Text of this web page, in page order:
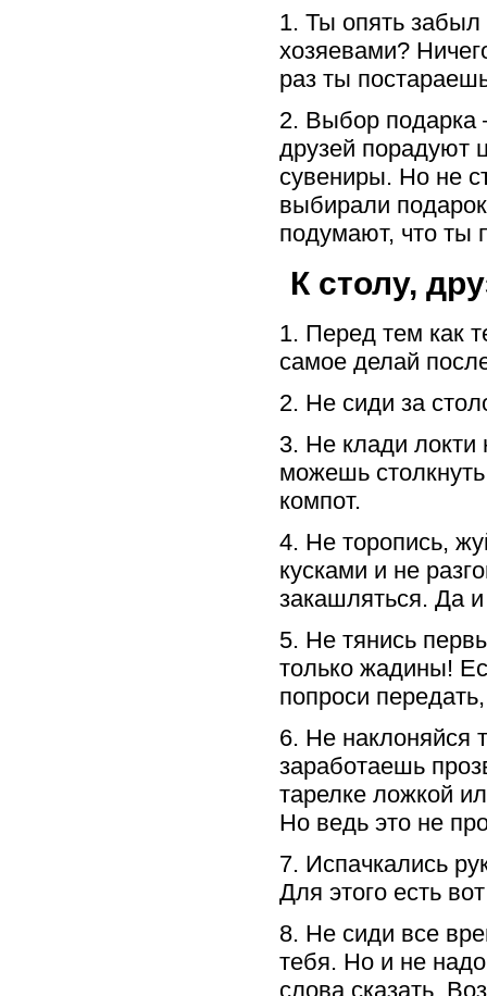
1. Ты опять забыл
хозяевами?
раз ты
2. Выбор подарка
друзей порадуют
сувениры. Но не
выбирали
подумают, что ты
К столу,
1. Перед тем как
самое делай
2. Не сиди за
3. Не клади локти
можешь
компот.
4. Не торопись,
кусками и не
закашляться. Да
5. Не тянись
только жадины!
попроси
6. Не наклоняйся
заработаешь
тарелке ложкой
Но ведь это не
7. Испачкались
Для этого есть
8. Не сиди все
тебя. Но и не
слова сказать.